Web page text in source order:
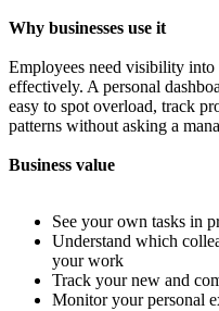
Why businesses use it
Employees need visibility
effectively. A personal
easy to spot overload, track
patterns without asking a
Business value
See your own tasks in
Understand which
your work
Track your new and
Monitor your personal